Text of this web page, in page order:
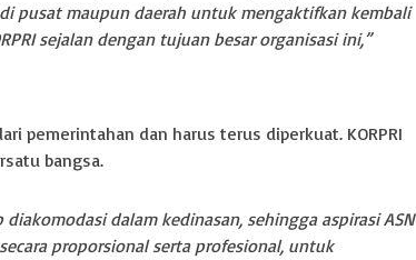
di pusat maupun daerah untuk mengaktifkan kembali
sejalan dengan tujuan besar organisasi ini,”
pemerintahan dan harus terus diperkuat. KORPRI
bangsa.
diakomodasi dalam kedinasan, sehingga aspirasi ASN
proporsional serta profesional, untuk